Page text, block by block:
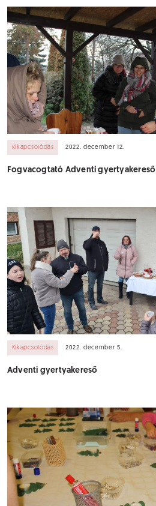
Kikapcsolódás 2022. december 12.
Fogvacogtató Adventi gyertyakereső
Kikapcsolódás 2022. december 5.
Adventi gyertyakereső